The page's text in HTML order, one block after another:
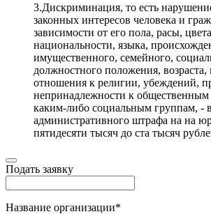
3.Дискриминация, то есть
законных интересов человека и
зависимости от его пола, расы,
национальности, языка,
имущественного, семейного,
должностного положения, возраста,
отношения к религии, убеждений,
непринадлежности к
каким-либо социальным группам, -
административного штрафа на на
пятидесяти тысяч до ста тысяч
Подать заявку
Название организации*